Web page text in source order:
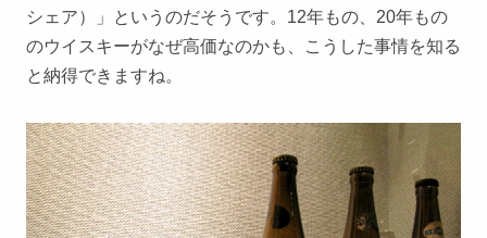
シェア）」というのだそうです。12年もの、20年もの
のウイスキーがなぜ高価なのかも、こうした事情を知る
と納得できますね。